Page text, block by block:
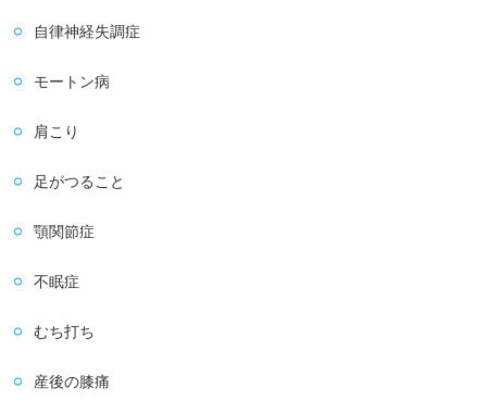
自律神経失調症
モートン病
肩こり
足がつること
顎関節症
不眠症
むち打ち
産後の膝痛